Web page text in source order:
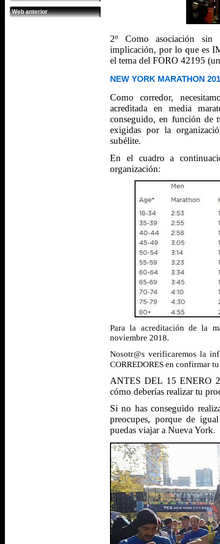
Web anterior
2º Como asociación
implicación, por lo que es
el tema del FORO 42195
NEW YORK MARATHON
Como corredor,
acreditada en media
conseguido, en función de
exigidas por la
subélite.
En el cuadro a
organización:
Para la acreditación de la
noviembre 2018.
Nosotr@s verificaremos la
CORREDORES en confirmar
ANTES DEL 15 ENERO
cómo deberías realizar tu
Si no has conseguido
preocupes, porque de
puedas viajar a Nueva York.